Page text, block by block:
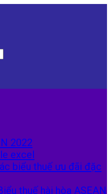
2022
excel
biểu thuế ưu đãi đặc
thuế hài hòa ASEAN